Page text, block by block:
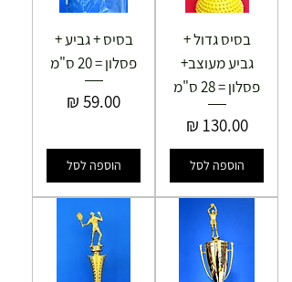
בסיס גדול +
גביע מעוצב+
פסלון = 28 ס"מ
מחיר‏130.00 ‏₪
הוספה לסל
בסיס + גביע +
פסלון = 20 ס"מ
מחיר
הוספה לסל